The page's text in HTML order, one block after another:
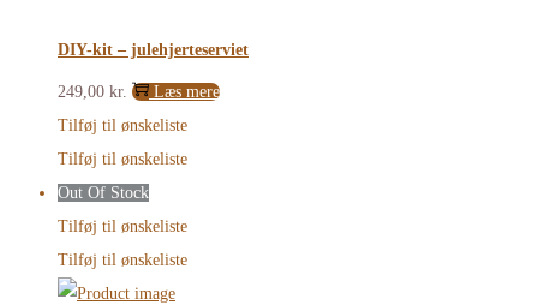
DIY-kit – julehjerteserviet
249,00 kr.
Læs mere
Tilføj til ønskeliste
Tilføj til ønskeliste
Out Of Stock
Tilføj til ønskeliste
Tilføj til ønskeliste